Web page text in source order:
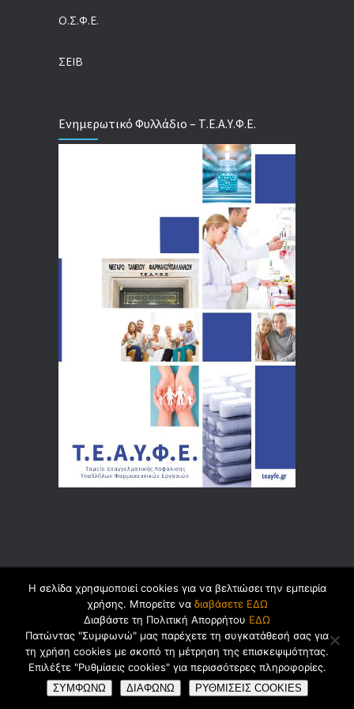
Ο.Σ.Φ.Ε.
ΣΕΙΒ
Ενημερωτικό Φυλλάδιο – Τ.Ε.Α.Υ.Φ.Ε.
© 2026 byDualsoft
Πολιτική Ασφαλείας Προσωπικών
Δεδομένων
Cookies Όροι Χρήσης
Η σελίδα χρησιμοποιεί cookies για να βελτιώσει την εμπειρία
χρήσης. Μπορείτε να διαβάσετε ΕΔΩ
Διαβάστε τη Πολιτική Απορρήτου ΕΔΩ
Πατώντας "Συμφωνώ" μας παρέχετε τη συγκατάθεσή σας για
τη χρήση cookies με σκοπό τη μέτρηση της επισκεψιμότητας.
Επιλέξτε "Ρυθμίσεις cookies" για περισσότερες πληροφορίες.
ΣΥΜΦΩΝΩ ΔΙΑΦΩΝΩ ΡΥΘΜΙΣΕΙΣ COOKIES